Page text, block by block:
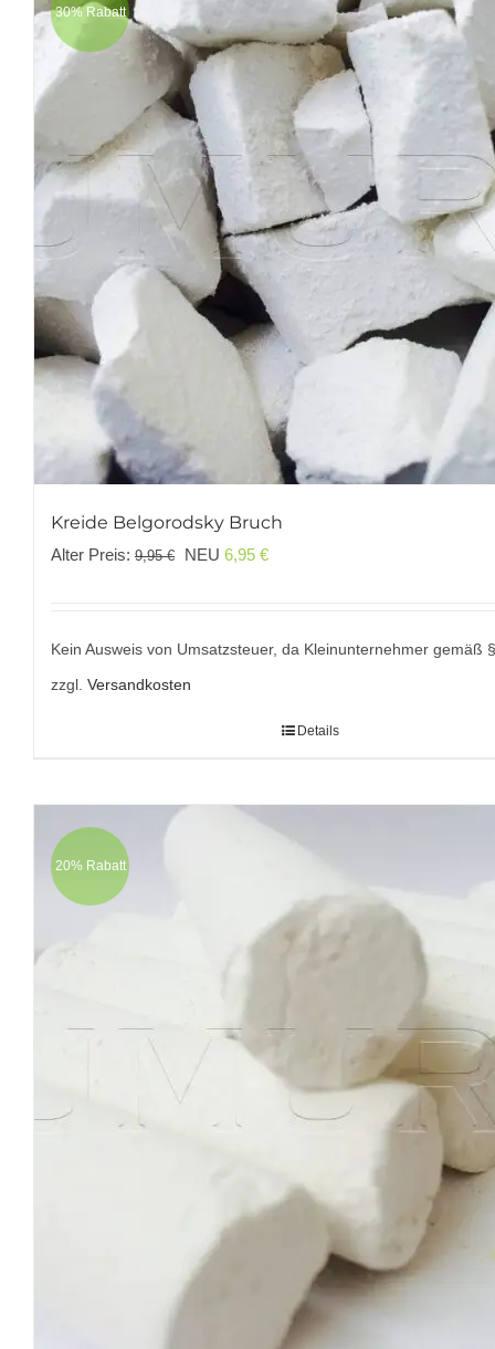
30% Rabatt
Kreide Belgorodsky Bruch
Alter Preis: 9,95€
Ursprünglicher
9,95 €
NEU 6,95 €Aktueller
6,95 €.
Kein Ausweis von Umsatzsteuer, da Kleinunternehmer gemäß
zzgl. Versandkosten
Details
20% Rabatt